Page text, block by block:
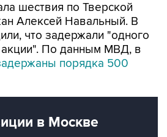
шествия по Тверской
Алексей Навальный. В
что задержали "одного
акции". По данным МВД, в
порядка 500
в Москве